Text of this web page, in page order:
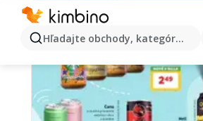
Hľadajte obchody, kategórie,